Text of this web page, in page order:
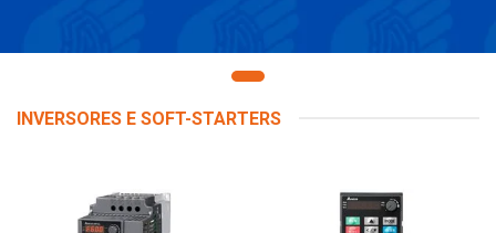
INVERSORES E SOFT-STARTERS